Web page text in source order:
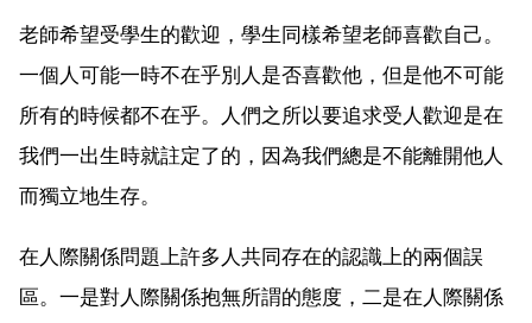
老師希望受學生的歡迎，學生同樣希望老師喜歡自己。
一個人可能一時不在乎別人是否喜歡他，但是他不可能
所有的時候都不在乎。人們之所以要追求受人歡迎是在
我們一出生時就註定了的，因為我們總是不能離開他人
而獨立地生存。
在人際關係問題上許多人共同存在的認識上的兩個誤
區。一是對人際關係抱無所謂的態度，二是在人際關係